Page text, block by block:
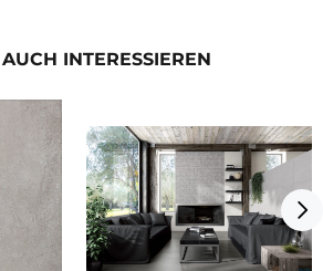
INTERESSIEREN